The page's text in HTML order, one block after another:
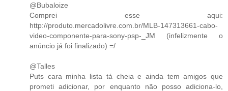
@Bubaloize
Comprei esse aqui:
http://produto.mercadolivre.com.br/MLB-147313661-cabo-
video-componente-para-sony-psp-_JM (infelizmente o
anúncio já foi finalizado) =/
@Talles
Puts cara minha lista tá cheia e ainda tem amigos que
prometi adicionar, por enquanto não posso adiciona-lo,